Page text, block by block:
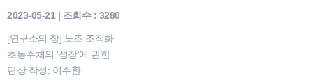
2023-05-21 | 조회수 : 3280
[연구소의 창] 노조 조직화
초동주체의 '성장'에 관한
단상 작성: 이주환